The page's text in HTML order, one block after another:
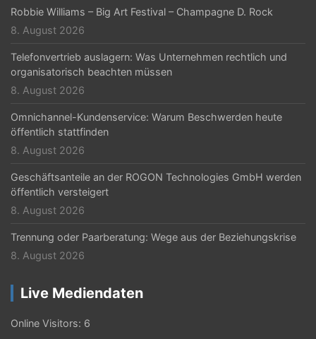
Robbie Williams – Big Art Festival – Champagne D. Rock
8. August 2026
Telefonvertrieb auslagern: Was Unternehmen rechtlich und
organisatorisch beachten müssen
8. August 2026
Omnichannel-Kundenservice: Warum Beschwerden heute
öffentlich stattfinden
8. August 2026
Geschäftsanteile an der ROGON Technologies GmbH werden
öffentlich versteigert
8. August 2026
Trennung oder Paarberatung: Wege aus der Beziehungskrise
8. August 2026
Live Mediendaten
Online Visitors: 6